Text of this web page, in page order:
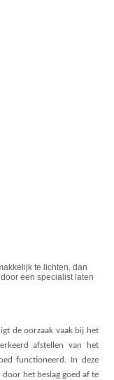
te lichten, dan
een specialist laten
de oorzaak vaak bij het
afstellen van het
functioneerd. In deze
het beslag goed af te